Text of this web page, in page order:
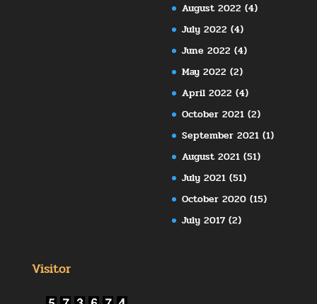
August 2022 (4)
July 2022 (4)
June 2022 (4)
May 2022 (2)
April 2022 (4)
October 2021 (2)
September 2021 (1)
August 2021 (51)
July 2021 (51)
October 2020 (15)
July 2017 (2)
Visitor